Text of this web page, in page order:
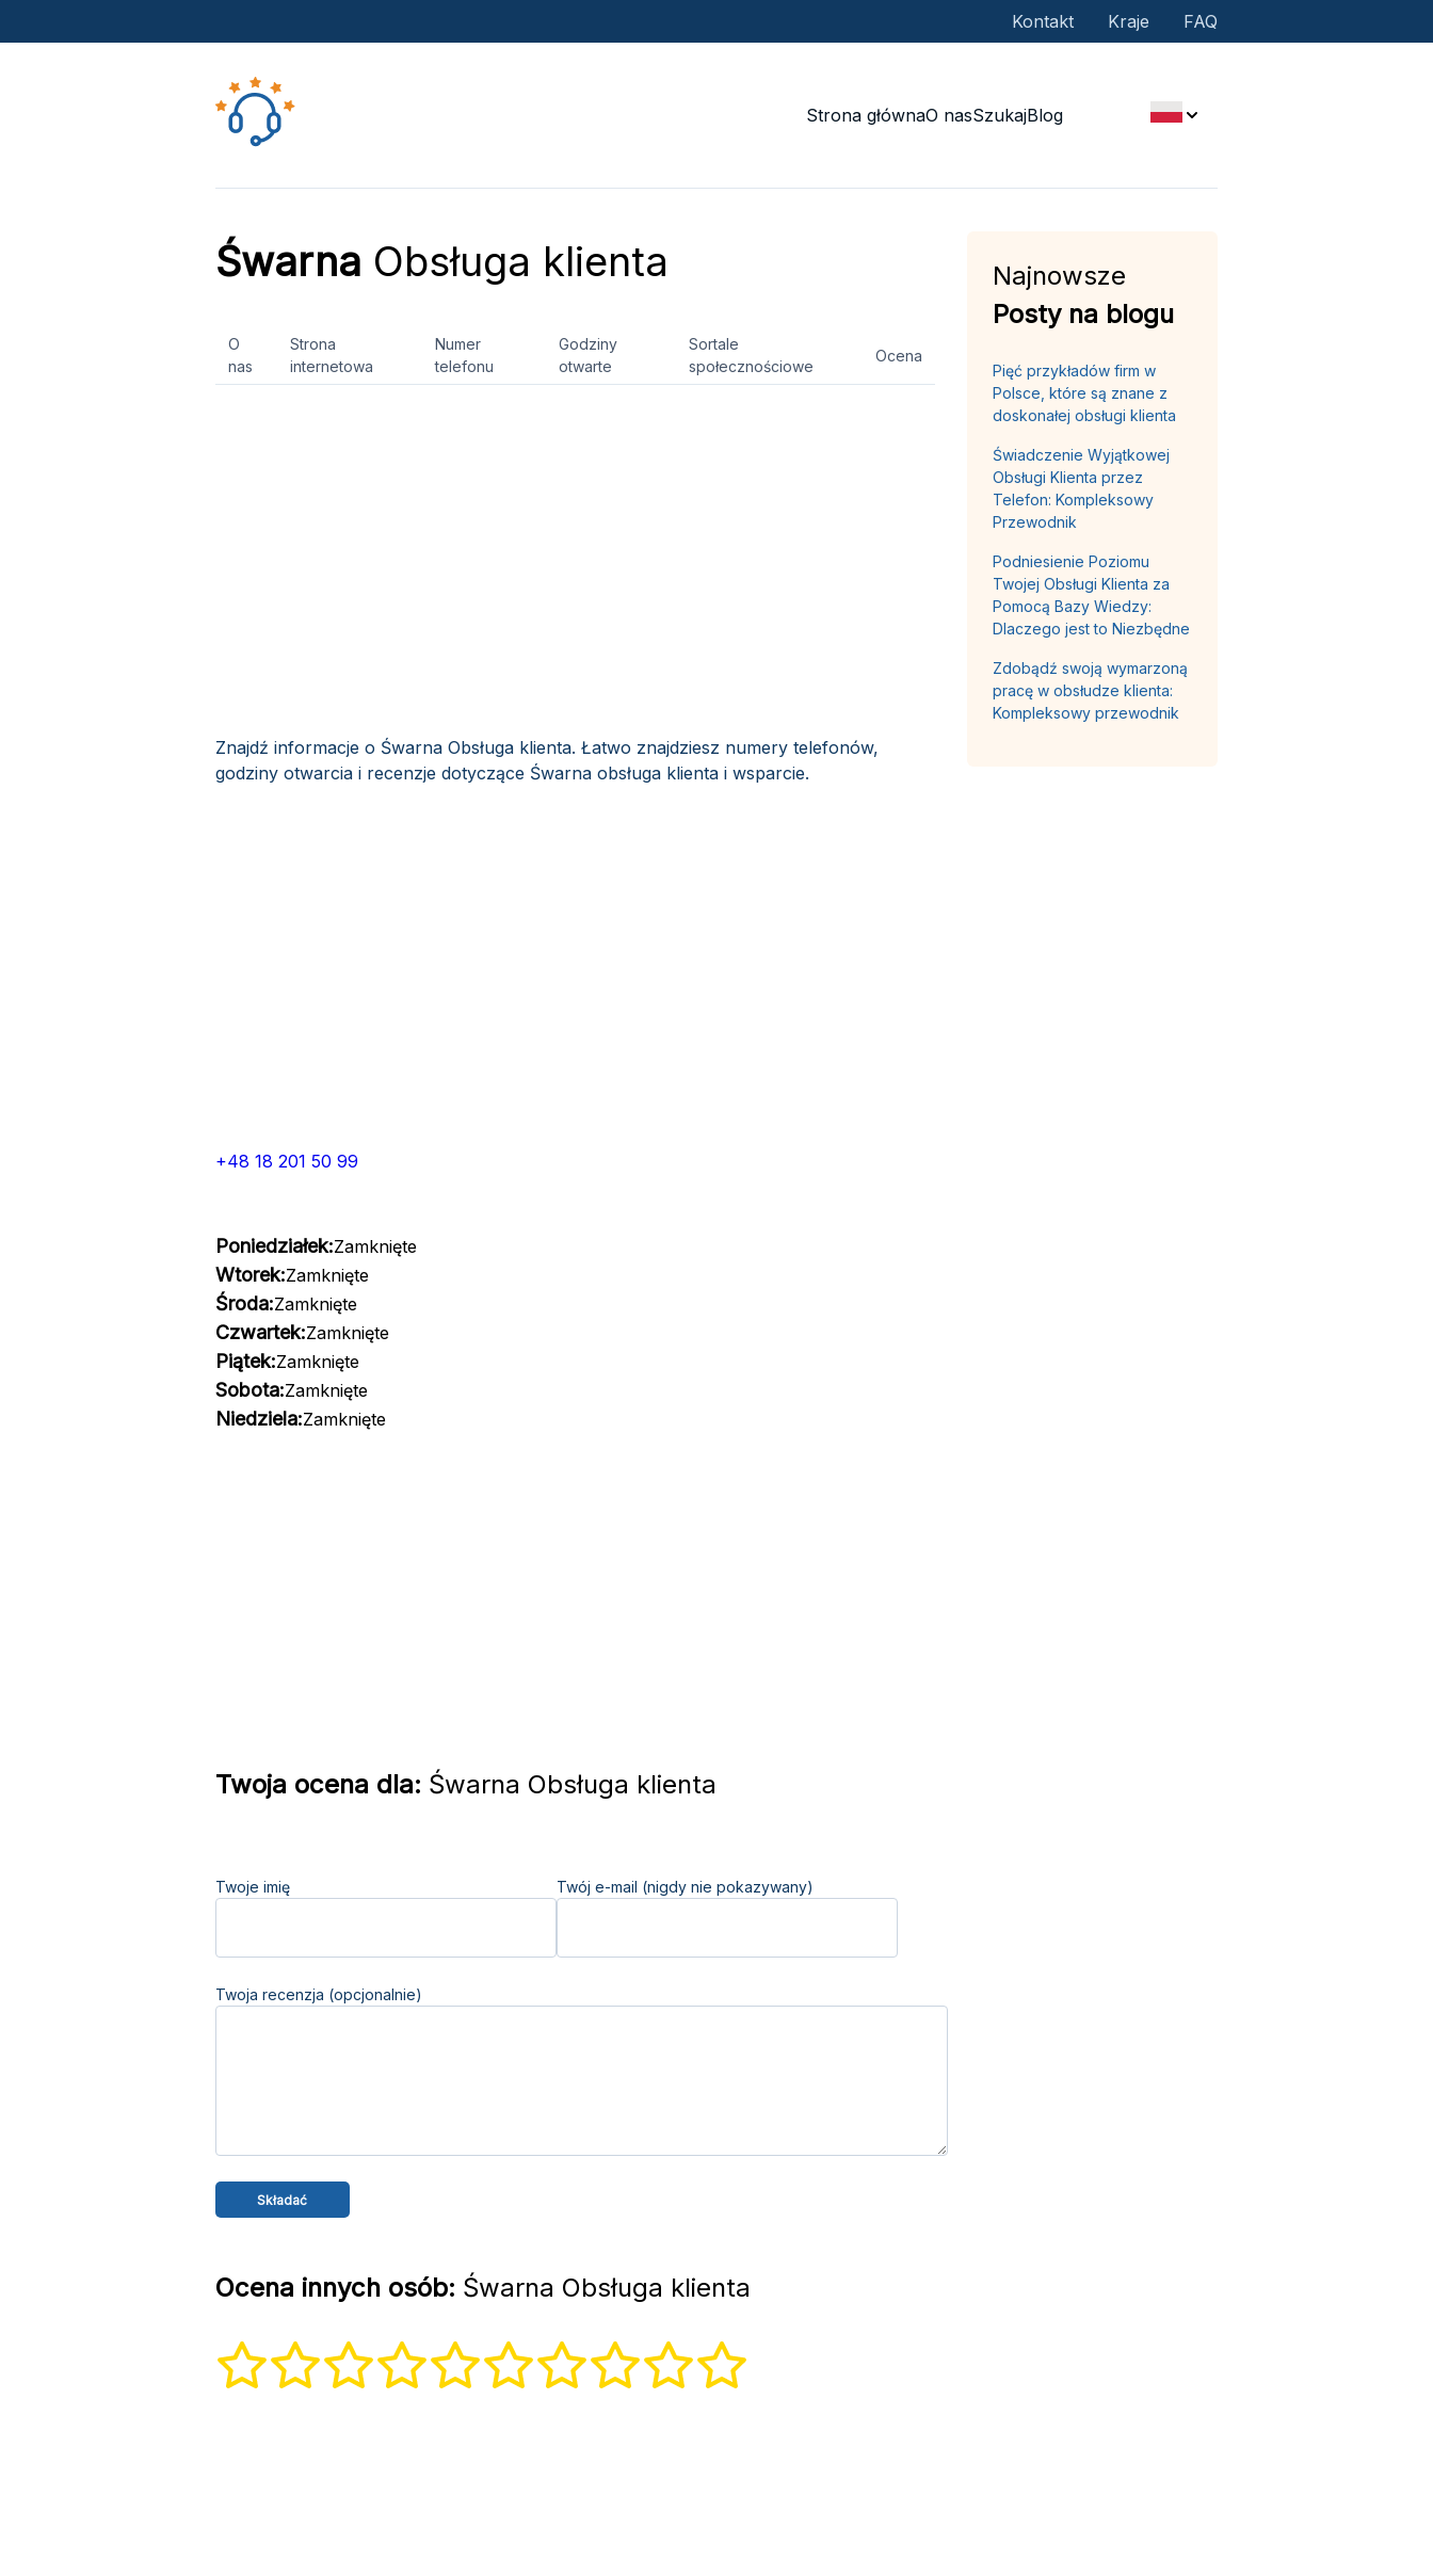
Kontakt Kraje FAQ
Strona głównaO nasSzukajBlog
Śwarna Obsługa klienta
O
nas
Strona
internetowa
Numer
telefonu
Godziny
otwarte
Sortale
społecznościowe
Ocena
Znajdź informacje o Śwarna Obsługa klienta. Łatwo znajdziesz numery telefonów,
godziny otwarcia i recenzje dotyczące Śwarna obsługa klienta i wsparcie.
+48 18 201 50 99
Poniedziałek:Zamknięte
Wtorek:Zamknięte
Środa:Zamknięte
Czwartek:Zamknięte
Piątek:Zamknięte
Sobota:Zamknięte
Niedziela:Zamknięte
Twoja ocena dla: Śwarna Obsługa klienta
Twoje imię Twój e-mail (nigdy nie pokazywany)
Twoja recenzja (opcjonalnie)
Ocena innych osób: Śwarna Obsługa klienta
Najnowsze
Posty na blogu
Pięć przykładów firm w
Polsce, które są znane z
doskonałej obsługi klienta
Świadczenie Wyjątkowej
Obsługi Klienta przez
Telefon: Kompleksowy
Przewodnik
Podniesienie Poziomu
Twojej Obsługi Klienta za
Pomocą Bazy Wiedzy:
Dlaczego jest to Niezbędne
Zdobądź swoją wymarzoną
pracę w obsłudze klienta:
Kompleksowy przewodnik